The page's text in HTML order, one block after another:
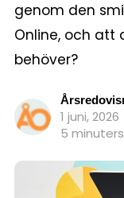
genom den
Online, och att
behöver?
1 juni, 2026
5